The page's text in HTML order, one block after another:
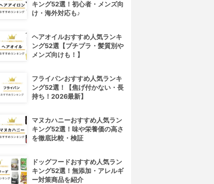
4位
キング52選！初心者・メンズ向
け・海外対応も♪
ヘアオイルおすすめ人気ランキ
ング52選【プチプラ・髪質別や
メンズ向けも！】
フライパンおすすめ人気ランキ
ング52選！【焦げ付かない・長
持ち！2026最新】
マヌカハニーおすすめ人気ラン
キング52選！味や栄養価の高さ
を徹底比較・検証
ドッグフードおすすめ人気ラン
キング52選！無添加・アレルギ
ー対策商品を紹介